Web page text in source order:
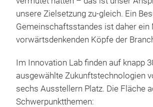
unsere Zielsetzung zu-gleich. Ein
Gemeinschaftsstandes ist daher ein
vorwärtsdenkenden Köpfe der
Im Innovation Lab finden auf knapp
ausgewählte Zukunftstechnologien
sechs Ausstellern Platz. Die Fläche
Schwerpunktthemen: